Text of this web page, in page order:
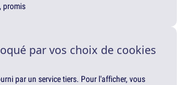
promis
par vos choix de cookies
par un service tiers. Pour l'afficher, vous